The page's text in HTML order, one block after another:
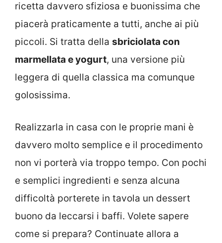
ricetta davvero sfiziosa e buonissima che
piacerà praticamente a tutti, anche ai più
piccoli. Si tratta della sbriciolata con
marmellata e yogurt, una versione più
leggera di quella classica ma comunque
golosissima.
Realizzarla in casa con le proprie mani è
davvero molto semplice e il procedimento
non vi porterà via troppo tempo. Con pochi
e semplici ingredienti e senza alcuna
difficoltà porterete in tavola un dessert
buono da leccarsi i baffi. Volete sapere
come si prepara? Continuate allora a